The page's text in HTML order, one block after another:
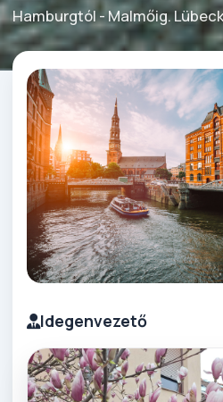
Hamburgtól - Malmőig.
Idegenvezető